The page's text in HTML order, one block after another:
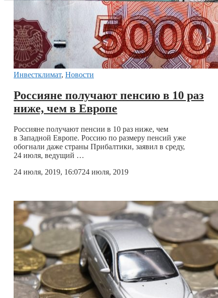
Инвестклимат, Новости
Россияне получают пенсию в 10 раз
ниже, чем в Европе
Россияне получают пенсии в 10 раз ниже, чем
в Западной Европе. Россию по размеру пенсий уже
обогнали даже страны Прибалтики, заявил в среду,
24 июля, ведущий …
24 июля, 2019, 16:0724 июля, 2019